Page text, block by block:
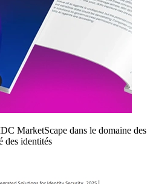
MarketScape dans le domaine des
des identités